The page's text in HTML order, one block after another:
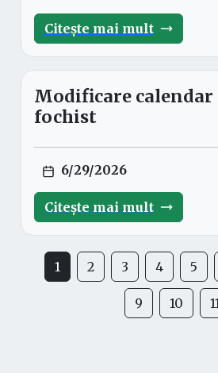
Citește mai mult
Modificare calendar
fochist
6/29/2026
Citește mai mult
1 2 3 4 5
9 10